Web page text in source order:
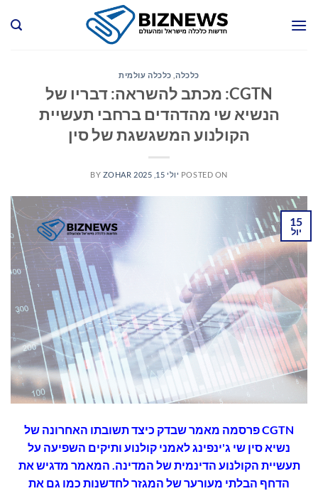
כלכלה, כלכלה עולמית
CGTN: מכתב להשראה: דבריו של
הנשיא שי מהדהדים ברחבי תעשיית
הקולנוע המשגשגת של סין
POSTED ON יולי 15, 2025 BY ZOHAR
15
יול
CGTN פרסמה מאמר שבדק כיצד תשובתו האחרונה של
נשיא סין שי ג'ינפינג לאמני קולנוע ותיקים השפיעה על
תעשיית הקולנוע הדינמית של המדינה. המאמר מדגיש את
הדחף הבלתי מעורער של המגזר לחדשנות כמו גם את